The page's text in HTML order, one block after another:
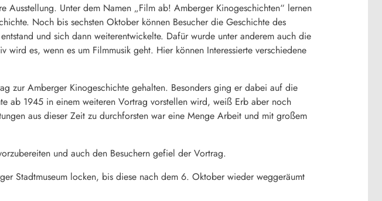
Ausstellung. Unter dem Namen „Film ab! Amberger Kinogeschichten“ lernen
Noch bis sechsten Oktober können Besucher die Geschichte des
und sich dann weiterentwickelte. Dafür wurde unter anderem auch die
wird es, wenn es um Filmmusik geht. Hier können Interessierte verschiedene
zur Amberger Kinogeschichte gehalten. Besonders ging er dabei auf die
ab 1945 in einem weiteren Vortrag vorstellen wird, weiß Erb aber noch
aus dieser Zeit zu durchforsten war eine Menge Arbeit und mit großem
und auch den Besuchern gefiel der Vortrag.
Stadtmuseum locken, bis diese nach dem 6. Oktober wieder weggeräumt